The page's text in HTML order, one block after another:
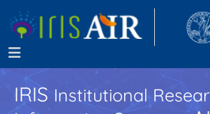
IRISInstitutional